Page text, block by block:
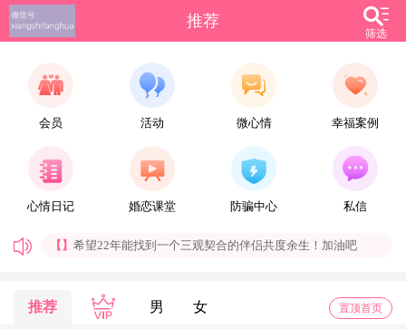
推荐
筛选
会员 活动 微心情 幸福案例
心情日记 婚恋课堂 防骗中心 私信
【】 希望22年能找到一个三观契合的伴侣共度余生！加油吧
找个有结婚意愿，感情专一、顾家的女孩。
【社会喵】 每天都是好心情，期待与你相遇
【安鱼】只要心怀希望，不断努力，总会春暖花开
推荐 男 女 置顶首页